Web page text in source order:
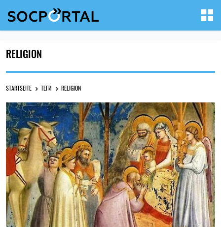
RELIGION
STARTSEITE ТЕГИ RELIGION